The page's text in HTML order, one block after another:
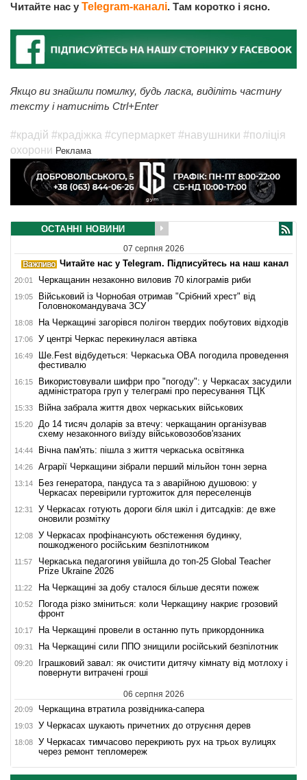
Читайте нас у Telegram-каналі. Там коротко і ясно.
Якщо ви знайшли помилку, будь ласка, виділіть частину
тексту і натисніть Ctrl+Enter
#крадій #крадіжка #супермаркет #навушники #поліція
охорони Реклама
ОСТАННІ НОВИНИ
07 серпня 2026
Читайте нас у Telegram. Підписуйтесь на наш канал
20:01 Черкащанин незаконно виловив 70 кілограмів риби
19:05
Військовий із Чорнобая отримав "Срібний хрест" від
Головнокомандувача ЗСУ
18:08 На Черкащині загорівся полігон твердих побутових відходів
17:06 У центрі Черкас перекинулася автівка
16:49
Ше.Fest відбудеться: Черкаська ОВА погодила проведення
фестивалю
16:15
Використовували шифри про "погоду": у Черкасах засудили
адміністратора груп у телеграмі про пересування ТЦК
15:33 Війна забрала життя двох черкаських військових
15:20
До 14 тисяч доларів за втечу: черкащанин організував
схему незаконного виїзду військовозобов'язаних
14:44 Вічна пам'ять: пішла з життя черкаська освітянка
14:26 Аграрії Черкащини зібрали перший мільйон тонн зерна
13:14
Без генератора, пандуса та з аварійною душовою: у
Черкасах перевірили гуртожиток для переселенців
12:31
У Черкасах готують дороги біля шкіл і дитсадків: де вже
оновили розмітку
12:08
У Черкасах профінансують обстеження будинку,
пошкодженого російським безпілотником
11:57
Черкаська педагогиня увійшла до топ-25 Global Teacher
Prize Ukraine 2026
11:22 На Черкащині за добу сталося більше десяти пожеж
10:52
Погода різко зміниться: коли Черкащину накриє грозовий
фронт
10:17 На Черкащині провели в останню путь прикордонника
09:31 На Черкащині сили ППО знищили російський безпілотник
09:20
Іграшковий завал: як очистити дитячу кімнату від мотлоху і
повернути витрачені гроші
06 серпня 2026
20:09 Черкащина втратила розвідника-сапера
19:03 У Черкасах шукають причетних до отруєння дерев
18:08
У Черкасах тимчасово перекриють рух на трьох вулицях
через ремонт тепломереж